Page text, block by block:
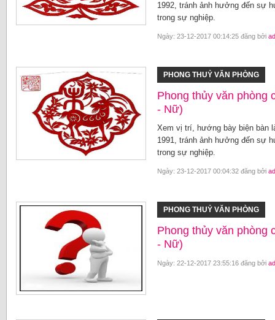
1992, tránh ảnh hưởng đến sự
trong sự nghiệp.
Ngày: 23-12-2017 00:14:25 đăng bởi
PHONG THUỶ VĂN PHÒNG
Phong thủy văn phòng
- Nữ)
Xem vị trí, hướng bày biện bàn
1991, tránh ảnh hưởng đến sự
trong sự nghiệp.
Ngày: 23-12-2017 00:04:32 đăng bởi
PHONG THUỶ VĂN PHÒNG
Phong thủy văn phòng
- Nữ)
Ngày: 22-12-2017 23:55:16 đăng bởi